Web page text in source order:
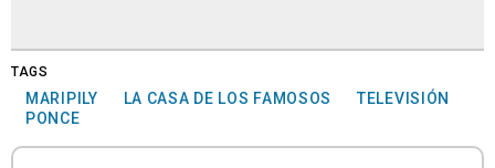
TAGS
MARIPILY LA CASA DE LOS FAMOSOS
TELEVISIÓN
PONCE